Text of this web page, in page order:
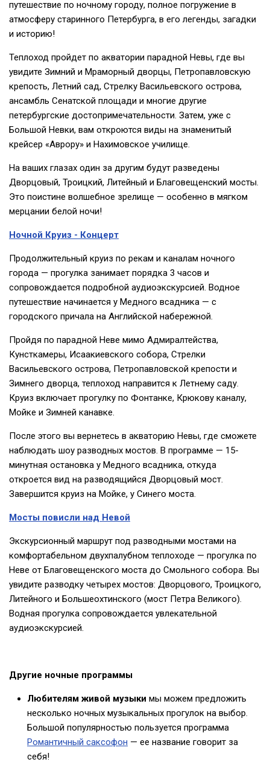
путешествие по ночному городу, полное погружение в
атмосферу старинного Петербурга, в его легенды, загадки
и историю!
Теплоход пройдет по акватории парадной Невы, где вы
увидите Зимний и Мраморный дворцы, Петропавловскую
крепость, Летний сад, Стрелку Васильевского острова,
ансамбль Сенатской площади и многие другие
петербургские достопримечательности. Затем, уже с
Большой Невки, вам откроются виды на знаменитый
крейсер «Аврору» и Нахимовское училище.
На ваших глазах один за другим будут разведены
Дворцовый, Троицкий, Литейный и Благовещенский мосты.
Это поистине волшебное зрелище — особенно в мягком
мерцании белой ночи!
Ночной Круиз - Концерт
Продолжительный круиз по рекам и каналам ночного
города — прогулка занимает порядка 3 часов и
сопровождается подробной аудиоэкскурсией. Водное
путешествие начинается у Медного всадника — с
городского причала на Английской набережной.
Пройдя по парадной Неве мимо Адмиралтейства,
Кунсткамеры, Исаакиевского собора, Стрелки
Васильевского острова, Петропавловской крепости и
Зимнего дворца, теплоход направится к Летнему саду.
Круиз включает прогулку по Фонтанке, Крюкову каналу,
Мойке и Зимней канавке.
После этого вы вернетесь в акваторию Невы, где сможете
наблюдать шоу разводных мостов. В программе — 15-
минутная остановка у Медного всадника, откуда
откроется вид на разводящийся Дворцовый мост.
Завершится круиз на Мойке, у Синего моста.
Мосты повисли над Невой
Экскурсионный маршрут под разводными мостами на
комфортабельном двухпалубном теплоходе — прогулка по
Неве от Благовещенского моста до Смольного собора. Вы
увидите разводку четырех мостов: Дворцового, Троицкого,
Литейного и Большеохтинского (мост Петра Великого).
Водная прогулка сопровождается увлекательной
аудиоэкскурсией.
Другие ночные программы
Любителям живой музыки мы можем предложить
несколько ночных музыкальных прогулок на выбор.
Большой популярностью пользуется программа
Романтичный саксофон — ее название говорит за
себя!